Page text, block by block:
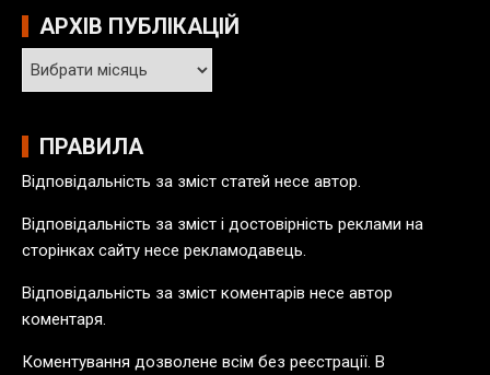
АРХІВ ПУБЛІКАЦІЙ
А
р
і
п
у
б
і
к
ПРАВИЛА
Відповідальність за зміст статей несе автор.
Відповідальність за зміст і достовірність реклами на
сторінках сайту несе рекламодавець.
Відповідальність за зміст коментарів несе автор
коментаря.
Коментування дозволене всім без реєстрації. В